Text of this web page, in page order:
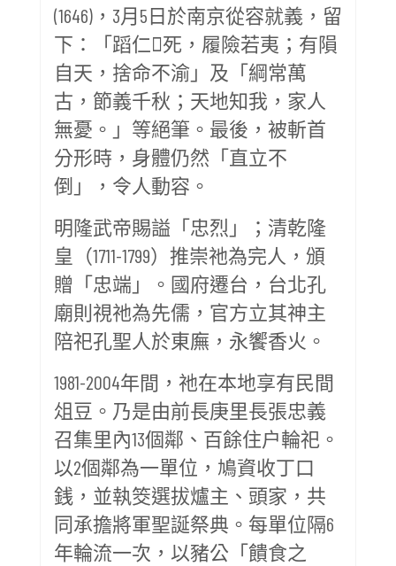
(1646)，3月5日於南京從容就義，留
下：「蹈仁死，履險若夷；有隕
自天，捨命不渝」及「綱常萬
古，節義千秋；天地知我，家人
無憂。」等絕筆。最後，被斬首
分形時，身體仍然「直立不
倒」，令人動容。
明隆武帝賜謚「忠烈」；清乾隆
皇（1711-1799）推崇祂為完人，頒
贈「忠端」。國府遷台，台北孔
廟則視祂為先儒，官方立其神主
陪祀孔聖人於東廡，永饗香火。
1981-2004年間，祂在本地享有民間
俎豆。乃是由前長庚里長張忠義
召集里內13個鄰、百餘住户輪祀。
以2個鄰為一單位，鳩資收丁口
銭，並執筊選拔爐主、頭家，共
同承擔將軍聖誕祭典。每單位隔6
年輪流一次，以豬公「饋食之